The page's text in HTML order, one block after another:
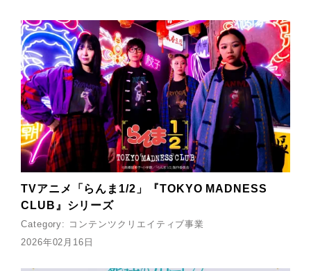
TVアニメ「らんま1/2」『TOKYO MADNESS
CLUB』シリーズ
Category: コンテンツクリエイティブ事業
2026年02月16日